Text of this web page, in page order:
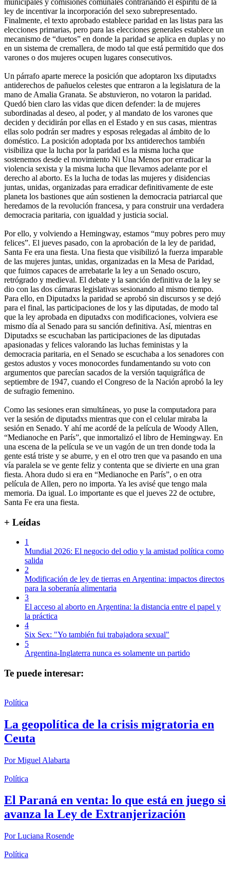
ley de incentivar la incorporación del sexo subrepresentado.
Finalmente, el texto aprobado establece paridad en las listas para las
elecciones primarias, pero para las elecciones generales establece un
mecanismo de “duetos” en donde la paridad se aplica en duplas y no
en un sistema de cremallera, de modo tal que está permitido que dos
varones o dos mujeres ocupen lugares consecutivos.
Un párrafo aparte merece la posición que adoptaron lxs diputadxs
antiderechos de pañuelos celestes que entraron a la legislatura de la
mano de Amalia Granata. Se abstuvieron, no votaron la paridad.
Quedó bien claro las vidas que dicen defender: la de mujeres
subordinadas al deseo, al poder, y al mandato de los varones que
deciden y decidirán por ellas en el Estado y en sus casas, mientras
ellas solo podrán ser madres y esposas relegadas al ámbito de lo
doméstico. La posición adoptada por lxs antiderechos también
visibiliza que la lucha por la paridad es la misma lucha que
sostenemos desde el movimiento Ni Una Menos por erradicar la
violencia sexista y la misma lucha que llevamos adelante por el
derecho al aborto. Es la lucha de todas las mujeres y disidencias
juntas, unidas, organizadas para erradicar definitivamente de este
planeta los bastiones que aún sostienen la democracia patriarcal que
heredamos de la revolución francesa, y para construir una verdadera
democracia paritaria, con igualdad y justicia social.
Por ello, y volviendo a Hemingway, estamos “muy pobres pero muy
felices”. El jueves pasado, con la aprobación de la ley de paridad,
Santa Fe era una fiesta. Una fiesta que visibilizó la fuerza imparable
de las mujeres juntas, unidas, organizadas en la Mesa de Paridad,
que fuimos capaces de arrebatarle la ley a un Senado oscuro,
retrógrado y medieval. El debate y la sanción definitiva de la ley se
dio con las dos cámaras legislativas sesionando al mismo tiempo.
Para ello, en Diputadxs la paridad se aprobó sin discursos y se dejó
para el final, las participaciones de los y las diputadas, de modo tal
que la ley aprobada en diputadxs con modificaciones, volviera ese
mismo día al Senado para su sanción definitiva. Así, mientras en
Diputadxs se escuchaban las participaciones de las diputadas
apasionadas y felices valorando las luchas feministas y la
democracia paritaria, en el Senado se escuchaba a los senadores con
gestos adustos y voces monocordes fundamentando su voto con
argumentos que parecían sacados de la versión taquigráfica de
septiembre de 1947, cuando el Congreso de la Nación aprobó la ley
de sufragio femenino.
Como las sesiones eran simultáneas, yo puse la computadora para
ver la sesión de diputadxs mientras que con el celular miraba la
sesión en Senado. Y ahí me acordé de la película de Woody Allen,
“Medianoche en París”, que inmortalizó el libro de Hemingway. En
una escena de la película se ve un vagón de un tren donde toda la
gente está triste y se aburre, y en el otro tren que va pasando en una
vía paralela se ve gente feliz y contenta que se divierte en una gran
fiesta. Ahora dudo si era en “Medianoche en París”, o en otra
película de Allen, pero no importa. Ya les avisé que tengo mala
memoria. Da igual. Lo importante es que el jueves 22 de octubre,
Santa Fe era una fiesta.
+ Leídas
1
Mundial 2026: El negocio del odio y la amistad política como
salida
2
Modificación de ley de tierras en Argentina: impactos directos
para la soberanía alimentaria
3
El acceso al aborto en Argentina: la distancia entre el papel y
la práctica
4
Six Sex: "Yo también fui trabajadora sexual"
5
Argentina-Inglaterra nunca es solamente un partido
Te puede interesar:
Política
La geopolítica de la crisis migratoria en
Ceuta
PorMiguel Alabarta
Política
El Paraná en venta: lo que está en juego si
avanza la Ley de Extranjerización
PorLuciana Rosende
Política